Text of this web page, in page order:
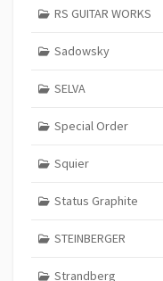
RS GUITAR WORKS
Sadowsky
SELVA
Special Order
Squier
Status Graphite
STEINBERGER
Strandberg